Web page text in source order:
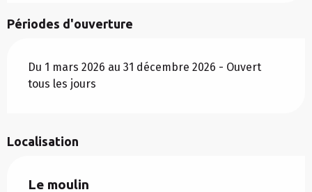
Périodes d'ouverture
Du 1 mars 2026 au 31 décembre 2026 - Ouvert
tous les jours
Localisation
Le moulin